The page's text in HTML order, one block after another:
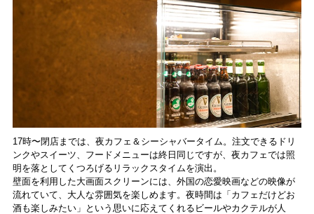
17時〜閉店までは、夜カフェ＆シーシャバータイム。注文できるドリ
ンクやスイーツ、フードメニューは終日同じですが、夜カフェでは照
明を落としてくつろげるリラックスタイムを演出。
壁面を利用した大画面スクリーンには、外国の恋愛映画などの映像が
流れていて、大人な雰囲気を楽しめます。夜時間は「カフェだけどお
酒も楽しみたい」という思いに応えてくれるビールやカクテルが人